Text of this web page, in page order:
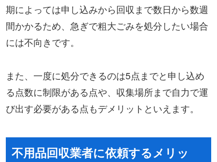
期によっては申し込みから回収まで数日から数週
間かかるため、急ぎで粗大ごみを処分したい場合
には不向きです。
また、一度に処分できるのは5点までと申し込め
る点数に制限がある点や、収集場所まで自力で運
び出す必要がある点もデメリットといえます。
不用品回収業者に依頼するメリッ